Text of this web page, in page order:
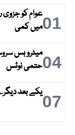
01عوام کو جزوی
میں کمی
04حتمی نوٹس
07یکے بعد دیگرے 2 ہیلی کاپٹر گر کر تباہ؛